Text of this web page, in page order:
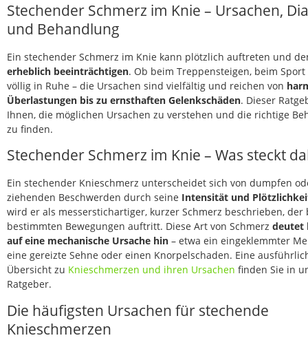
Stechender Schmerz im Knie – Ursachen,
und Behandlung
Ein stechender Schmerz im Knie kann plötzlich auftreten und
erheblich beeinträchtigen. Ob beim Treppensteigen, beim
völlig in Ruhe – die Ursachen sind vielfältig und reichen von
Überlastungen bis zu ernsthaften Gelenkschäden. Dieser
Ihnen, die möglichen Ursachen zu verstehen und die richtige
zu finden.
Stechender Schmerz im Knie – Was steckt
Ein stechender Knieschmerz unterscheidet sich von dumpfen
ziehenden Beschwerden durch seine Intensität und
wird er als messerstichartiger, kurzer Schmerz beschrieben, der
bestimmten Bewegungen auftritt. Diese Art von Schmerz deutet
auf eine mechanische Ursache hin – etwa ein eingeklemmter
eine gereizte Sehne oder einen Knorpelschaden. Eine
Übersicht zu Knieschmerzen und ihren Ursachen finden Sie in
Ratgeber.
Die häufigsten Ursachen für stechende
Knieschmerzen